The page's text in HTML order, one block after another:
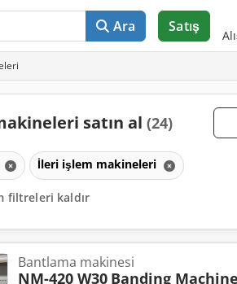
Ara Satış
satın al (24)
İleri işlem makineleri
filtreleri kaldır
Bantlama makinesi
NM-420 W30 Banding Machine